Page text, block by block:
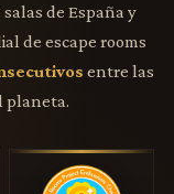
de España y
de escape rooms
entre las
planeta.